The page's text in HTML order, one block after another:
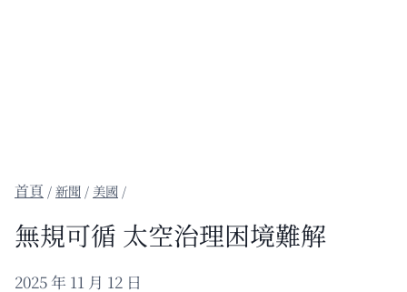
/新聞 / 美國 /
無規可循 太空治理困境難解
2025 年 11 月 12 日